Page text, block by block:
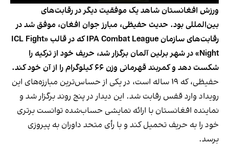
ورزش افغانستان شاهد یک موفقیت دیگر در رقابت‌های
بین‌المللی بود. حدیث حفیظی، مبارز جوان افغان، موفق شد در
رقابت‌های سازمان IPA Combat League که در قالب «ICL Fight
Night» در شهر برلین آلمان برگزار شد، حریف خود از ترکیه را
شکست دهد و کمربند قهرمانی وزن ۶۶ کیلوگرام را از آن خود کند.
حفیظی، که ۱۹ ساله است، در یکی از حساس‌ترین مبارزه‌های این
رویداد وارد قفس رقابت شد. این دیدار در پنج روند برگزار شد و
نماینده افغانستان با ارائه نمایشی حساب‌شده توانست برتری
خود را به حریف تحمیل کند و با رأی متحد داوران به پیروزی
برسد.